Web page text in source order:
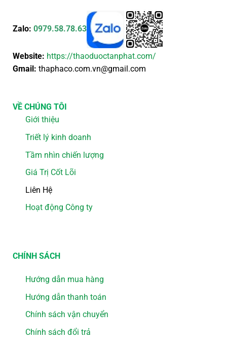
Zalo: 0979.58.78.63
Website: https://thaoduoctanphat.com/
Gmail: thaphaco.com.vn@gmail.com
VỀ CHÚNG TÔI
Giới thiệu
Triết lý kinh doanh
Tầm nhìn chiến lượng
Giá Trị Cốt Lõi
Liên Hệ
Hoạt động Công ty
CHÍNH SÁCH
Hướng dẫn mua hàng
Hướng dẫn thanh toán
Chính sách vận chuyển
Chính sách đổi trả